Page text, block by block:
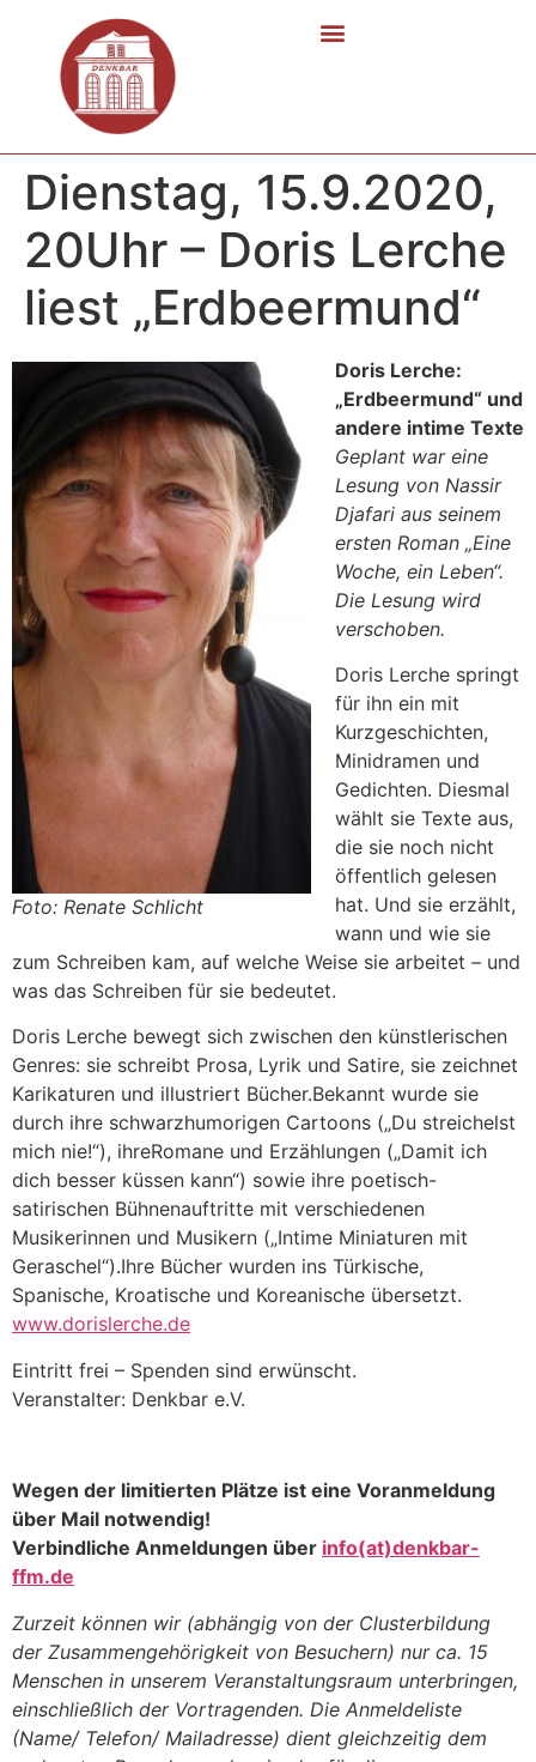
Dienstag, 15.9.2020,
20Uhr – Doris Lerche
liest „Erdbeermund“
Foto: Renate Schlicht
Doris Lerche:
„Erdbeermund“ und
andere intime Texte
Geplant war eine
Lesung von Nassir
Djafari aus seinem
ersten Roman „Eine
Woche, ein Leben“.
Die Lesung wird
verschoben.
Doris Lerche springt
für ihn ein mit
Kurzgeschichten,
Minidramen und
Gedichten. Diesmal
wählt sie Texte aus,
die sie noch nicht
öffentlich gelesen
hat. Und sie erzählt,
wann und wie sie
zum Schreiben kam, auf welche Weise sie arbeitet – und
was das Schreiben für sie bedeutet.
Doris Lerche bewegt sich zwischen den künstlerischen
Genres: sie schreibt Prosa, Lyrik und Satire, sie zeichnet
Karikaturen und illustriert Bücher.Bekannt wurde sie
durch ihre schwarzhumorigen Cartoons („Du streichelst
mich nie!“), ihreRomane und Erzählungen („Damit ich
dich besser küssen kann“) sowie ihre poetisch-
satirischen Bühnenauftritte mit verschiedenen
Musikerinnen und Musikern („Intime Miniaturen mit
Geraschel“).Ihre Bücher wurden ins Türkische,
Spanische, Kroatische und Koreanische übersetzt.
www.dorislerche.de
Eintritt frei – Spenden sind erwünscht.
Veranstalter: Denkbar e.V.
Wegen der limitierten Plätze ist eine Voranmeldung
über Mail notwendig!
Verbindliche Anmeldungen über info(at)denkbar-
ffm.de
Zurzeit können wir (abhängig von der Clusterbildung
der Zusammengehörigkeit von Besuchern) nur ca. 15
Menschen in unserem Veranstaltungsraum unterbringen,
einschließlich der Vortragenden. Die Anmeldeliste
(Name/ Telefon/ Mailadresse) dient gleichzeitig dem